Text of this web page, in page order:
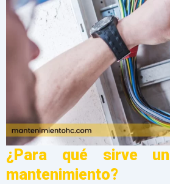
¿Para qué sirve
mantenimiento?